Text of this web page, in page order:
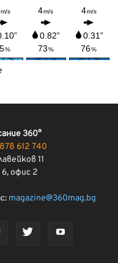
360°
612 740
11
офис 2
magazine@360mag.bg